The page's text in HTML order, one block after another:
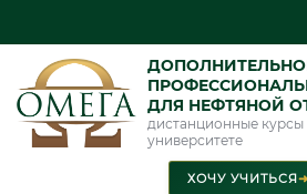
ДЛЯ НЕФТЯНОЙ
дистанционные курсы
университете
ХОЧУ УЧИТЬСЯ➜